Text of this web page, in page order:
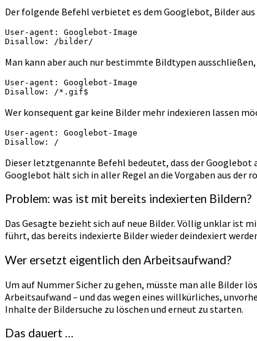
Der folgende Befehl verbietet es dem Googlebot, Bilder
User-agent: Googlebot-Image
Disallow: /bilder/
Man kann aber auch nur bestimmte Bildtypen
User-agent: Googlebot-Image
Disallow: /*.gif$
Wer konsequent gar keine Bilder mehr indexieren lassen
User-agent: Googlebot-Image
Disallow: /
Dieser letztgenannte Befehl bedeutet, dass der
Googlebot hält sich in aller Regel an die Vorgaben aus der
Problem: was ist mit bereits indexierten Bildern?
Das Gesagte bezieht sich auf neue Bilder. Völlig unklar ist
führt, das bereits indexierte Bilder wieder deindexiert
Wer ersetzt eigentlich den Arbeitsaufwand?
Um auf Nummer Sicher zu gehen, müsste man alle Bilder
Arbeitsaufwand – und das wegen eines willkürliches,
Inhalte der Bildersuche zu löschen und erneut zu starten.
Das dauert …